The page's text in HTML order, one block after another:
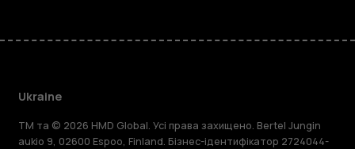
Ukraine
TM та © 2026 HMD Global. Усі права захищено. Bertel Jungin
aukio 9, 02600 Espoo, Finland. Бізнес-ідентифікатор 2724044-